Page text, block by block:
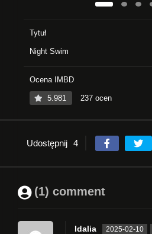
Tytuł
Night Swim
Ocena IMBD
5.981 237 ocen
Udostępnij 4
(1) comment
Idalia 2025-02-10